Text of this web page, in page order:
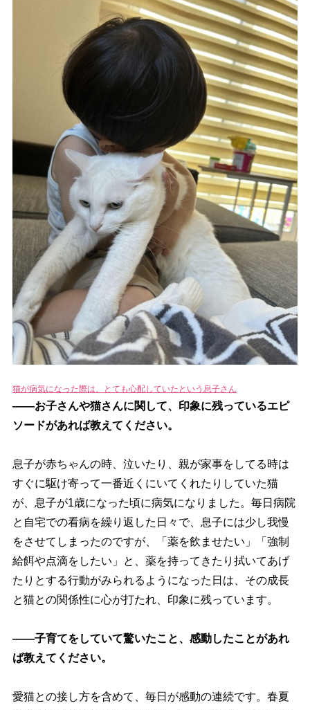
猫が病気になった際は、とても心配していたという息子さん
――お子さんや猫さんに関して、印象に残っているエピ
ソードがあれば教えてください。
息子が赤ちゃんの時、泣いたり、親が家事をしてる時は
すぐに駆け寄って一番近くにいてくれたりしていた猫
が、息子が1歳になった頃に病気になりました。毎日病院
と自宅での看病を繰り返した日々で、息子には少し我慢
をさせてしまったのですが、「薬を飲ませたい」「強制
給餌や点滴をしたい」と、薬を持ってきたり拭いてあげ
たりとする行動がみられるようになった日は、その成長
と猫との関係性に心が打たれ、印象に残っています。
――子育てをしていて驚いたこと、感動したことがあれ
ば教えてください。
愛猫との接し方を含めて、毎日が感動の連続です。春夏